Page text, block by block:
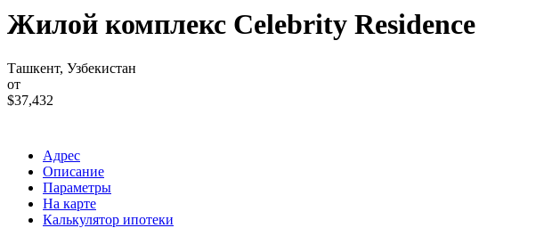
Жилой комплекс Celebrity Residence
Ташкент, Узбекистан
от
$37,432
Адрес
Описание
Параметры
На карте
Калькулятор ипотеки